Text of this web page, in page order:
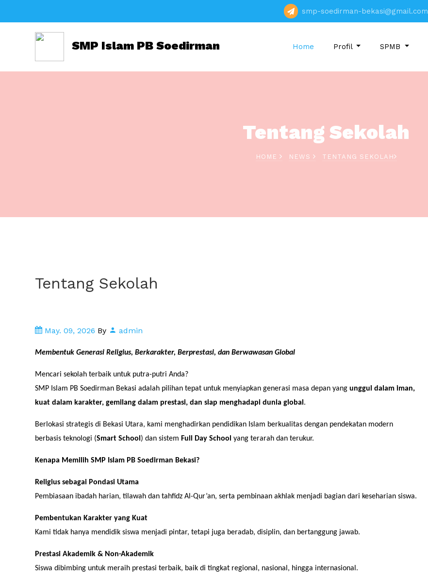
smp-soedirman-bekasi@gmail.com
SMP Islam PB Soedirman Home Profil SPMB
Tentang Sekolah
HOME NEWS TENTANG SEKOLAH
Tentang Sekolah
May. 09, 2026 By admin
Membentuk Generasi Religius, Berkarakter, Berprestasi, dan Berwawasan Global
Mencari sekolah terbaik untuk putra-putri Anda?
SMP Islam PB Soedirman Bekasi adalah pilihan tepat untuk menyiapkan generasi masa depan yang unggul dalam iman,
kuat dalam karakter, gemilang dalam prestasi, dan siap menghadapi dunia global .
Berlokasi strategis di Bekasi Utara, kami menghadirkan pendidikan Islam berkualitas dengan pendekatan modern
berbasis teknologi (Smart School ) dan sistem Full Day School yang terarah dan terukur.
Kenapa Memilih SMP Islam PB Soedirman Bekasi?
Religius sebagai Pondasi Utama
Pembiasaan ibadah harian, tilawah dan tahfidz Al-Qur’an, serta pembinaan akhlak menjadi bagian dari keseharian siswa.
Pembentukan Karakter yang Kuat
Kami tidak hanya mendidik siswa menjadi pintar, tetapi juga beradab, disiplin, dan bertanggung jawab.
Prestasi Akademik & Non-Akademik
Siswa dibimbing untuk meraih prestasi terbaik, baik di tingkat regional, nasional, hingga internasional.